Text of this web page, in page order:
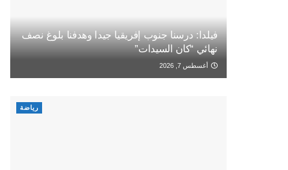
فيلدا: درسنا جنوب إفريقيا جيدا وهدفنا بلوغ نصف
نهائي “كان السيدات”
أغسطس 7, 2026
رياضة